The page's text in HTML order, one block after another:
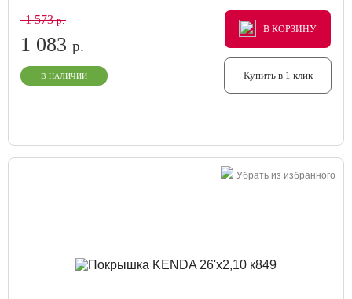
1 573р.
1 083 р.
В НАЛИЧИИ
В КОРЗИНУ
В КОРЗИНУ
В КОРЗИНУ
Купить в 1 клик
Убрать из избранного